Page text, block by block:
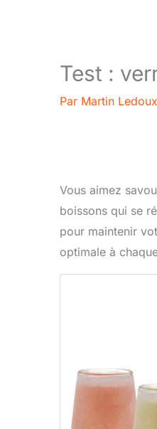
Test :
Par Martin Ledoux
Vous aimez
boissons qui se
pour maintenir
optimale à